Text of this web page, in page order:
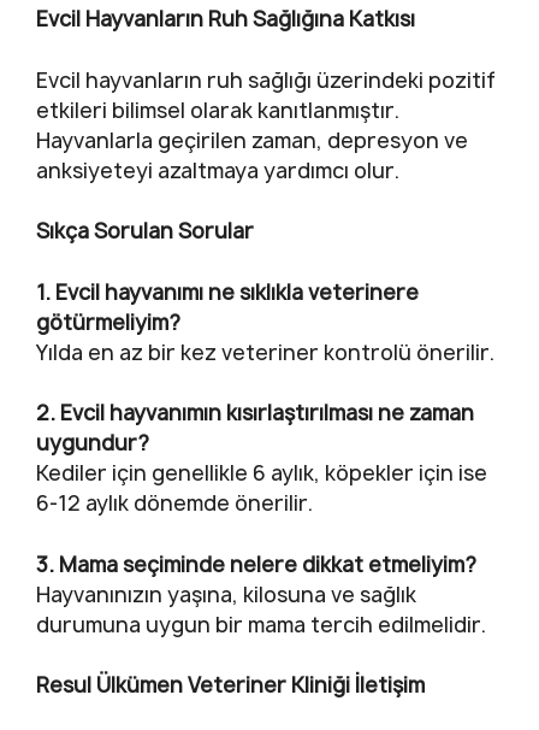
Evcil Hayvanların Ruh Sağlığına Katkısı
Evcil hayvanların ruh sağlığı üzerindeki pozitif
etkileri bilimsel olarak kanıtlanmıştır.
Hayvanlarla geçirilen zaman, depresyon ve
anksiyeteyi azaltmaya yardımcı olur.
Sıkça Sorulan Sorular
1. Evcil hayvanımı ne sıklıkla veterinere
götürmeliyim?
Yılda en az bir kez veteriner kontrolü önerilir.
2. Evcil hayvanımın kısırlaştırılması ne zaman
uygundur?
Kediler için genellikle 6 aylık, köpekler için ise
6-12 aylık dönemde önerilir.
3. Mama seçiminde nelere dikkat etmeliyim?
Hayvanınızın yaşına, kilosuna ve sağlık
durumuna uygun bir mama tercih edilmelidir.
Resul Ülkümen Veteriner Kliniği İletişim